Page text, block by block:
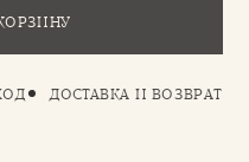
ДОСТАВКА И ВОЗВРАТ